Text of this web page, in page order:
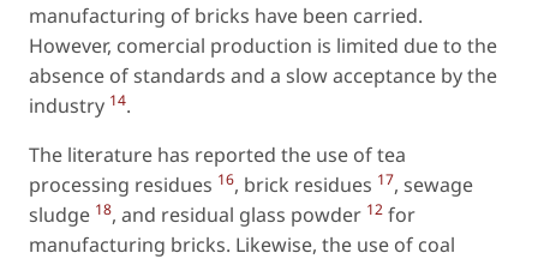
manufacturing of bricks have been carried.
However, comercial production is limited due to the
absence of standards and a slow acceptance by the
industry 14.
The literature has reported the use of tea
processing residues 16, brick residues 17, sewage
sludge 18, and residual glass powder 12 for
manufacturing bricks. Likewise, the use of coal